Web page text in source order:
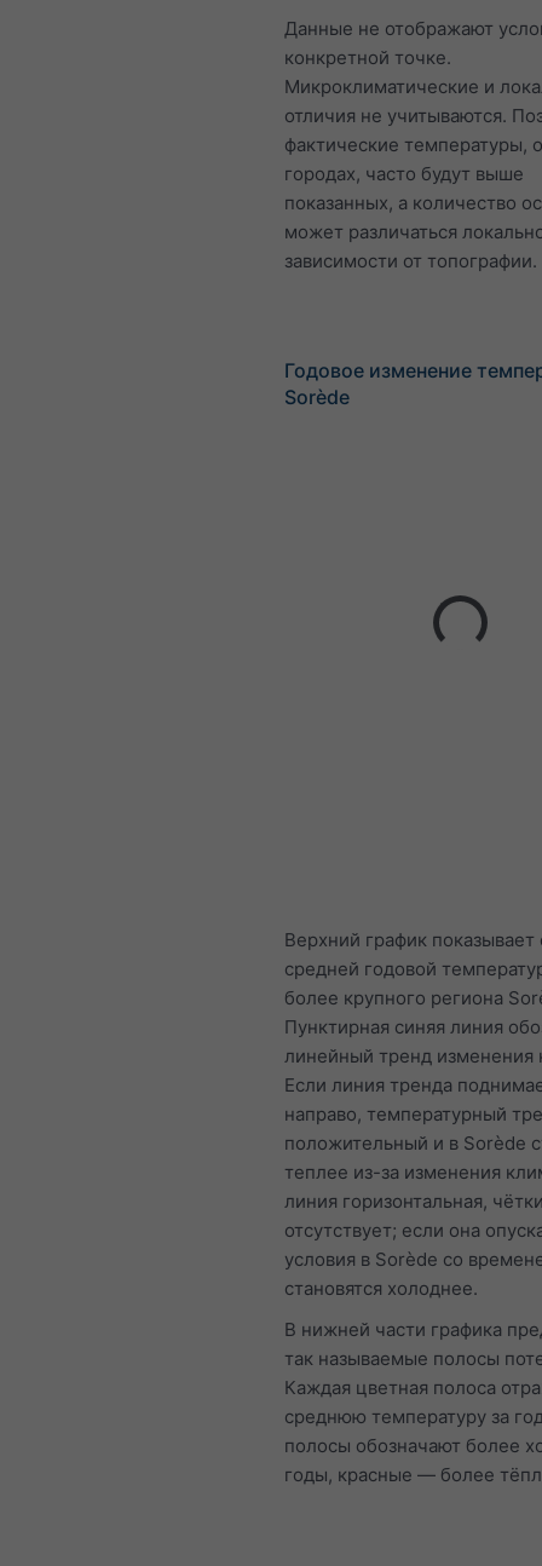
Данные не отображают
конкретной точке.
Микроклиматические и
отличия не учитываются.
фактические температуры,
городах, часто будут выше
показанных, а количество
может различаться
зависимости от топографии.
Годовое изменение
Sorède
Верхний график показывает
средней годовой
более крупного региона
Пунктирная синяя линия
линейный тренд изменения
Если линия тренда
направо, температурный
положительный и в Sorède
теплее из-за изменения
линия горизонтальная,
отсутствует; если она
условия в Sorède со
становятся холоднее.
В нижней части графика
так называемые полосы
Каждая цветная полоса
среднюю температуру за
полосы обозначают более
годы, красные — более